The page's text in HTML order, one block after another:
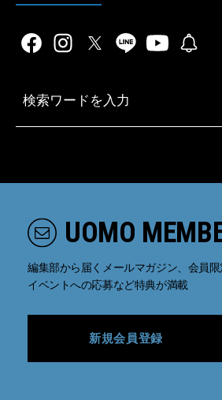
UOMO
編集部から届くメールマガジン、会員
イベントへの応募など特典が満載
新規会員登録